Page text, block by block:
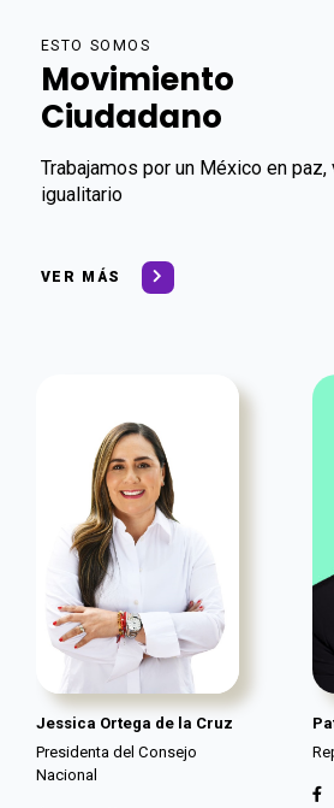
ESTO SOMOS
Movimiento
Ciudadano
Trabajamos por un México en paz,
igualitario
VER MÁS
Jessica Ortega de la Cruz
Presidenta del Consejo
Nacional